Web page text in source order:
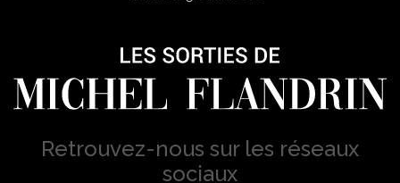
Retrouvez-nous sur les réseaux
sociaux